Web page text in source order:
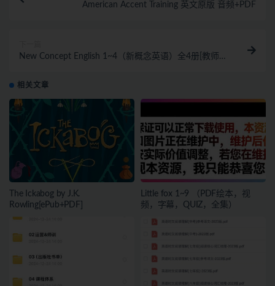
American Accent Training 英文原版 音频+PDF
New Concept English 1~4（新概念英语）全4册[教师
相关文章
The Ickabog by J.K.
Rowling[ePub+PDF]
Little fox 1~9 （PDF绘本，视
频，字幕，QUIZ，全集）